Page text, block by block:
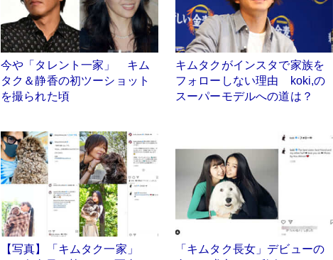
今や「タレント一家」 キム
タク＆静香の初ツーショット
を撮られた頃
キムタクがインスタで家族を
フォローしない理由 koki,の
スーパーモデルへの道は？
【写真】「キムタク一家」
「キムタク長女」デビューの